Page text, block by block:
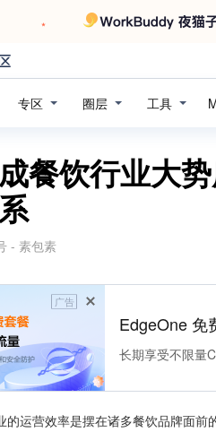
专区 圈层 工具
餐饮行业大
- 素包素
广告
EdgeOne 免
长期享受不限量
的运营效率是摆在诸多餐饮品牌面